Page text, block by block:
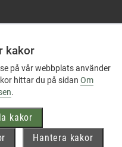
kakor
på vår webbplats använder
hittar du på sidan Om
.
kakor
Hantera kakor